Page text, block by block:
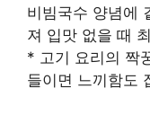
비빔국수 양념에
져 입맛 없을 때
* 고기 요리의 짝
들이면 느끼함도